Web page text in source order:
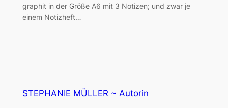
graphit in der Größe A6 mit 3 Notizen; und zwar je
einem Notizheft…
STEPHANIE MÜLLER ~ Autorin